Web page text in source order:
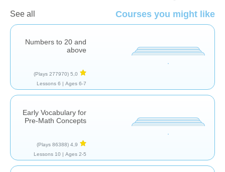
Courses you might like
See all
Numbers to 20 and
above
5,0
(277970 Plays)
Ages 6-7 |
6 Lessons
Early Vocabulary for
Pre-Math Concepts
4,9
(86388 Plays)
Ages 2-5 |
10 Lessons